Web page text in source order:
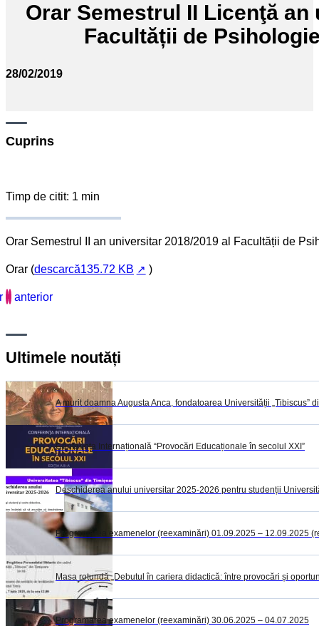
Orar Semestrul II Licenţă an
Facultății de
28/02/2019
Cuprins
Timp de citit: 1 min
Orar Semestrul II an universitar 2018/2019 al Facultății de
Orar (descarcă135.72 KB )
anterior
Ultimele noutăți
A murit doamna Augusta Anca, fondatoarea Universității „Tibiscus”
Conferința Internațională “Provocări Educaționale în secolul XXI”
Deschiderea anului universitar 2025-2026 pentru studenții
Programarea examenelor (reexaminări) 01.09.2025 – 12.09.2025
Masa rotundă „Debutul în cariera didactică: între provocări și
Programarea examenelor (reexaminări) 30.06.2025 – 04.07.2025